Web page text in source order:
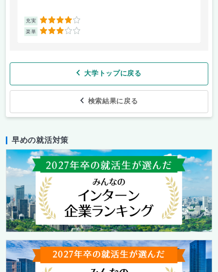
充実 4
楽単 3
大学トップに戻る
検索結果に戻る
早めの就活対策